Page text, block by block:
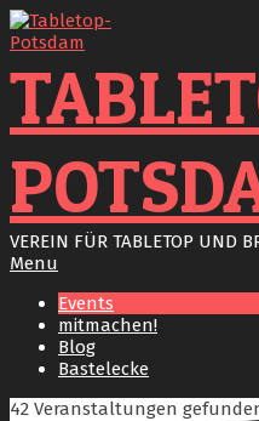
Skip
to
VEREIN FÜR TABLETOP UND
Primary
Menu
Menu
Events
mitmachen!
Blog
Bastelecke
42 Veranstaltungen